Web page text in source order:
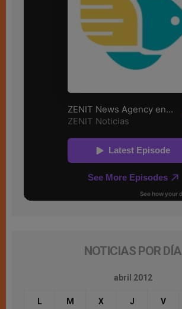
NOTICIAS POR DÍA
abril 2012
L M X J V